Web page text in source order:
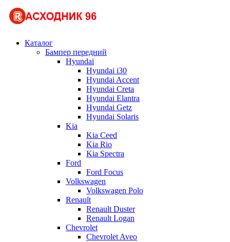
Каталог
Бампер передний
Hyundai
Hyundai i30
Hyundai Accent
Hyundai Creta
Hyundai Elantra
Hyundai Getz
Hyundai Solaris
Kia
Kia Ceed
Kia Rio
Kia Spectra
Ford
Ford Focus
Volkswagen
Volkswagen Polo
Renault
Renault Duster
Renault Logan
Chevrolet
Chevrolet Aveo